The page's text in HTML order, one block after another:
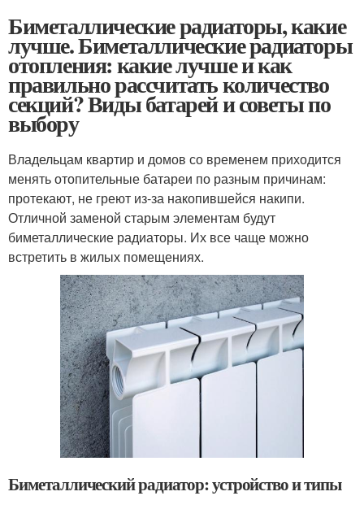
Биметаллические радиаторы, какие
лучше. Биметаллические радиаторы
отопления: какие лучше и как
правильно рассчитать количество
секций? Виды батарей и советы по
выбору
Владельцам квартир и домов со временем приходится
менять отопительные батареи по разным причинам:
протекают, не греют из-за накопившейся накипи.
Отличной заменой старым элементам будут
биметаллические радиаторы. Их все чаще можно
встретить в жилых помещениях.
Биметаллический радиатор: устройство и типы